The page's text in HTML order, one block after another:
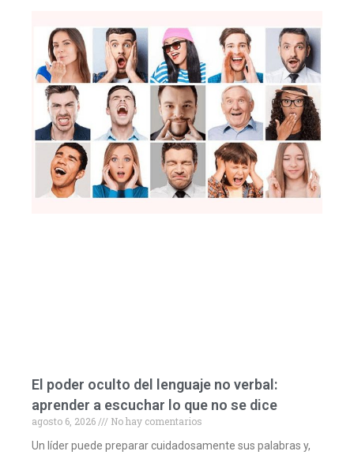
El poder oculto del lenguaje no verbal:
aprender a escuchar lo que no se dice
agosto 6, 2026
No hay comentarios
Un líder puede preparar cuidadosamente sus palabras y,